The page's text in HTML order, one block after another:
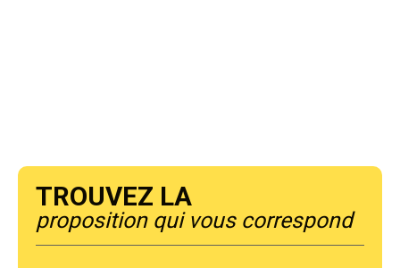
Trouvez la
proposition qui vous correspond